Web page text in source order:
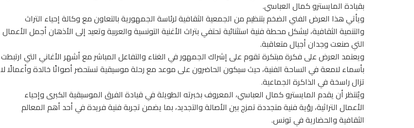
بقيادة المايسترو كمال العباسي.
ويأتي هذا العرض الفني الضخم بتنظيم من الجمعية الثقافية لرئاسة الجمهورية بالتعاون مع وكالة إحياء التراث
والتنمية الثقافية، ليشكل محطة فنية استثنائية تحتفي بتراث الأغنية التونسية والعربية وتعيد إلى الأذهان أجمل الأعمال
التي صنعت وجدان أجيال متعاقبة.
ويعتمد العرض على فكرة مبتكرة تقوم على إشراك الجمهور في الغناء والتفاعل المباشر مع أشهر الأغاني التي ارتبطت
بأسماء لامعة في الساحة الفنية، حيث سيكون الحاضرون على موعد مع رحلة موسيقية تستحضر أصواتًا خالدة وأعمالًا لا
تزال راسخة في الذاكرة الجماعية.
ويُنتظر أن يقدم المايسترو كمال العباسي، المعروف بخبرته الطويلة في قيادة الفرق الموسيقية الكبرى وإحياء
الأعمال التراثية، رؤية فنية متجددة تمزج بين الأصالة والتجديد، بما يضمن تجربة فنية فريدة في أحد أهم المعالم
الثقافية والحضارية في تونس.